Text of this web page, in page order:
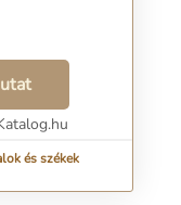
és székek